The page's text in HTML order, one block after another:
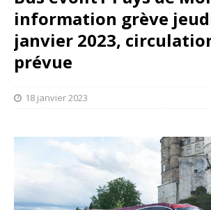
information grève
janvier 2023,
prévue
18 janvier 2023